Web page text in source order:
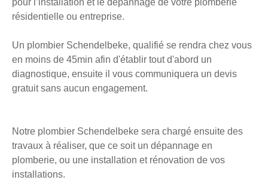
pour l’installation et le dépannage de votre plomberie
résidentielle ou entreprise.
Un plombier Schendelbeke, qualifié se rendra chez vous
en moins de 45min afin d'établir tout d'abord un
diagnostique, ensuite il vous communiquera un devis
gratuit sans aucun engagement.
Notre plombier Schendelbeke sera chargé ensuite des
travaux à réaliser, que ce soit un dépannage en
plomberie, ou une installation et rénovation de vos
installations.